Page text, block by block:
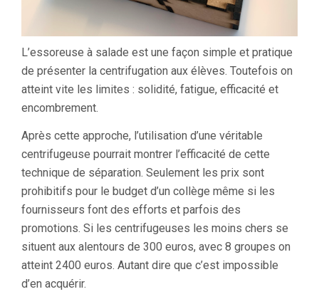
L’essoreuse à salade est une façon simple et pratique
de présenter la centrifugation aux élèves. Toutefois on
atteint vite les limites : solidité, fatigue, efficacité et
encombrement.
Après cette approche, l’utilisation d’une véritable
centrifugeuse pourrait montrer l’efficacité de cette
technique de séparation. Seulement les prix sont
prohibitifs pour le budget d’un collège même si les
fournisseurs font des efforts et parfois des
promotions. Si les centrifugeuses les moins chers se
situent aux alentours de 300 euros, avec 8 groupes on
atteint 2400 euros. Autant dire que c’est impossible
d’en acquérir.